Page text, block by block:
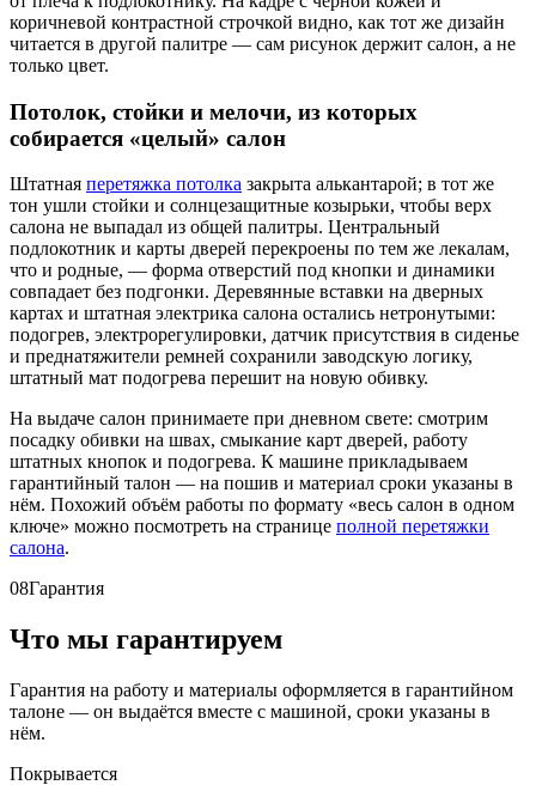
коричневой контрастной строчкой видно, как тот же дизайн
читается в другой палитре — сам рисунок держит салон, а не
только цвет.
Потолок, стойки и мелочи, из которых
собирается «целый» салон
Штатная перетяжка потолка закрыта алькантарой; в тот же
тон ушли стойки и солнцезащитные козырьки, чтобы верх
салона не выпадал из общей палитры. Центральный
подлокотник и карты дверей перекроены по тем же лекалам,
что и родные, — форма отверстий под кнопки и динамики
совпадает без подгонки. Деревянные вставки на дверных
картах и штатная электрика салона остались нетронутыми:
подогрев, электрорегулировки, датчик присутствия в сиденье
и преднатяжители ремней сохранили заводскую логику,
штатный мат подогрева перешит на новую обивку.
На выдаче салон принимаете при дневном свете: смотрим
посадку обивки на швах, смыкание карт дверей, работу
штатных кнопок и подогрева. К машине прикладываем
гарантийный талон — на пошив и материал сроки указаны в
нём. Похожий объём работы по формату «весь салон в одном
ключе» можно посмотреть на странице полной перетяжки
салона.
08Гарантия
Что мы гарантируем
Гарантия на работу и материалы оформляется в гарантийном
талоне — он выдаётся вместе с машиной, сроки указаны в
нём.
Покрывается